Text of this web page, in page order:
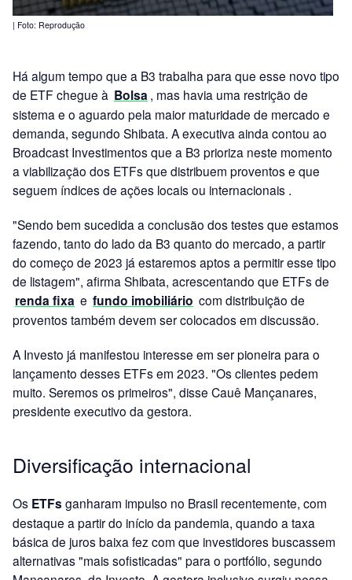
| Foto: Reprodução
Há algum tempo que a B3 trabalha para que esse novo tipo
de ETF chegue à Bolsa , mas havia uma restrição de
sistema e o aguardo pela maior maturidade de mercado e
demanda, segundo Shibata. A executiva ainda contou ao
Broadcast Investimentos que a B3 prioriza neste momento
a viabilização dos ETFs que distribuem proventos e que
seguem índices de ações locais ou internacionais .
"Sendo bem sucedida a conclusão dos testes que estamos
fazendo, tanto do lado da B3 quanto do mercado, a partir
do começo de 2023 já estaremos aptos a permitir esse tipo
de listagem", afirma Shibata, acrescentando que ETFs de
renda fixa e fundo imobiliário com distribuição de
proventos também devem ser colocados em discussão.
A Investo já manifestou interesse em ser pioneira para o
lançamento desses ETFs em 2023. "Os clientes pedem
muito. Seremos os primeiros", disse Cauê Mançanares,
presidente executivo da gestora.
Diversificação internacional
Os ETFs ganharam impulso no Brasil recentemente, com
destaque a partir do início da pandemia, quando a taxa
básica de juros baixa fez com que investidores buscassem
alternativas "mais sofisticadas" para o portfólio, segundo